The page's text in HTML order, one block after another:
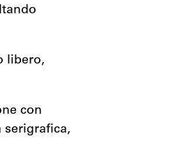
libero,
con
serigrafica,